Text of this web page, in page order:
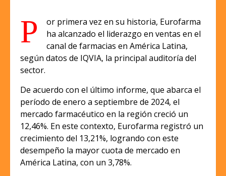
P
or primera vez en su historia, Eurofarma
ha alcanzado el liderazgo en ventas en el
canal de farmacias en América Latina,
según datos de IQVIA, la principal auditoría del
sector.
De acuerdo con el último informe, que abarca el
período de enero a septiembre de 2024, el
mercado farmacéutico en la región creció un
12,46%. En este contexto, Eurofarma registró un
crecimiento del 13,21%, logrando con este
desempeño la mayor cuota de mercado en
América Latina, con un 3,78%.